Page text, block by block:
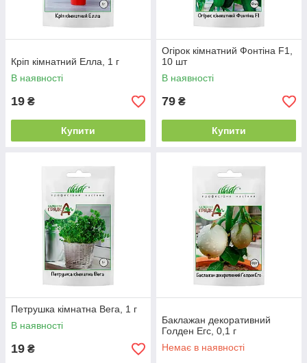
Кріп кімнатний Елла, 1 г
В наявності
19 ₴
Купити
Огірок кімнатний Фонтіна F1,
10 шт
В наявності
79 ₴
Купити
Петрушка кімнатна Вега, 1 г
В наявності
19 ₴
Баклажан декоративний
Голден Егс, 0,1 г
Немає в наявності